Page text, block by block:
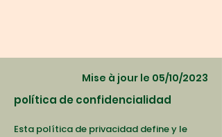
Mise à jour le 05/10/2023
política de confidencialidad
Esta política de privacidad define y le